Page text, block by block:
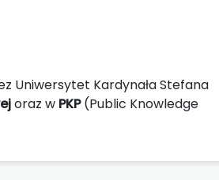
Uniwersytet Kardynała Stefana
oraz w PKP(Public Knowledge